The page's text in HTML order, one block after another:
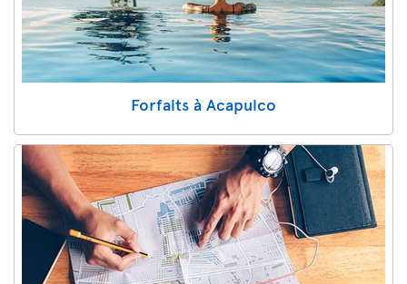
Forfaits à Acapulco